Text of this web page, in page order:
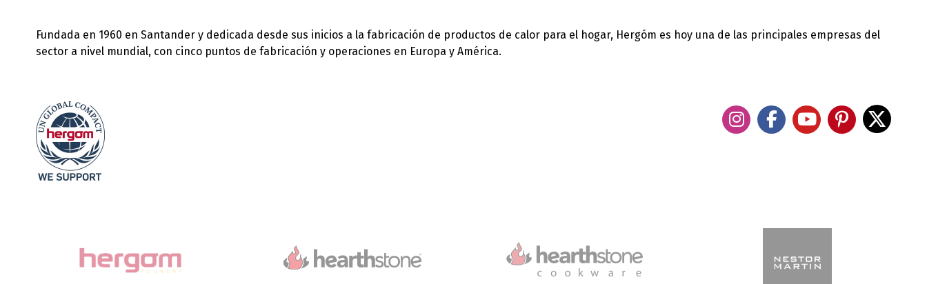
Fundada en 1960 en Santander y dedicada desde sus inicios a la fabricación de productos de calor para el hogar, Hergóm es hoy una de las principales empresas del
sector a nivel mundial, con cinco puntos de fabricación y operaciones en Europa y América.